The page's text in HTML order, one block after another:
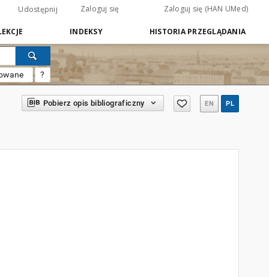
Udostępnij Zaloguj się Zaloguj się (HAN UMed)
INDEKSY HISTORIA PRZEGLĄDANIA
?
Pobierz opis bibliograficzny EN PL